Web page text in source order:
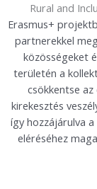
Rural and
Erasmus+
partnerekkel
közösségeket
területén a
csökkentse
kirekesztés
így hozzájárulva
eléréséhez